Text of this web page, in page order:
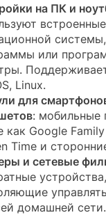
на ПК и
или
Linux.
для
: мобильные
как Google
Time и
и сетевые
устройства,
домашней сети.